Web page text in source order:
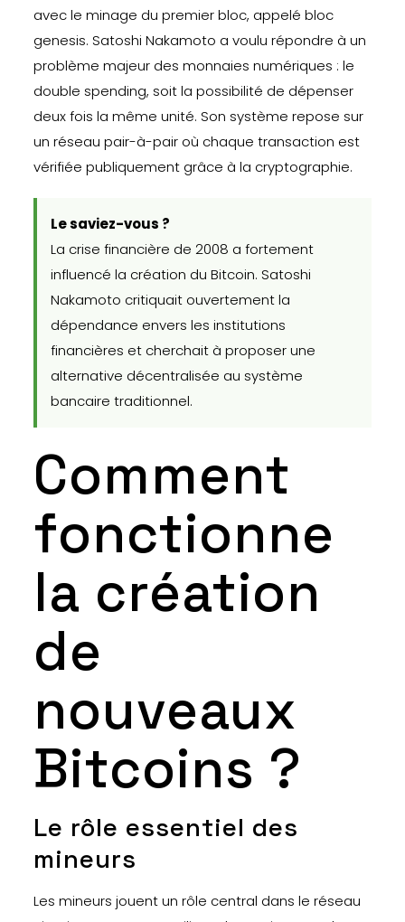
avec le minage du premier bloc, appelé bloc
genesis. Satoshi Nakamoto a voulu répondre à un
problème majeur des monnaies numériques : le
double spending, soit la possibilité de dépenser
deux fois la même unité. Son système repose sur
un réseau pair-à-pair où chaque transaction est
vérifiée publiquement grâce à la cryptographie.
Le saviez-vous ?
La crise financière de 2008 a fortement
influencé la création du Bitcoin. Satoshi
Nakamoto critiquait ouvertement la
dépendance envers les institutions
financières et cherchait à proposer une
alternative décentralisée au système
bancaire traditionnel.
Comment
fonctionne
la création
de
nouveaux
Bitcoins ?
Le rôle essentiel des
mineurs
Les mineurs jouent un rôle central dans le réseau